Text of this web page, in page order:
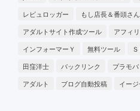
レビュロッガー
もし店長＆番頭さん
アダルトサイト作成ツール
アフィ
インフォーマーＹ
無料ツール
田窪洋士
バックリンク プラモバ
アダルト
ブログ自動投稿 イー